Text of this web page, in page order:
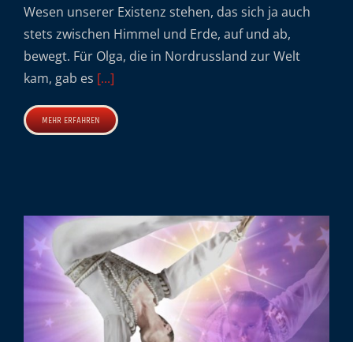
Wesen unserer Existenz stehen, das sich ja auch
stets zwischen Himmel und Erde, auf und ab,
bewegt. Für Olga, die in Nordrussland zur Welt
kam, gab es [...]
MEHR ERFAHREN